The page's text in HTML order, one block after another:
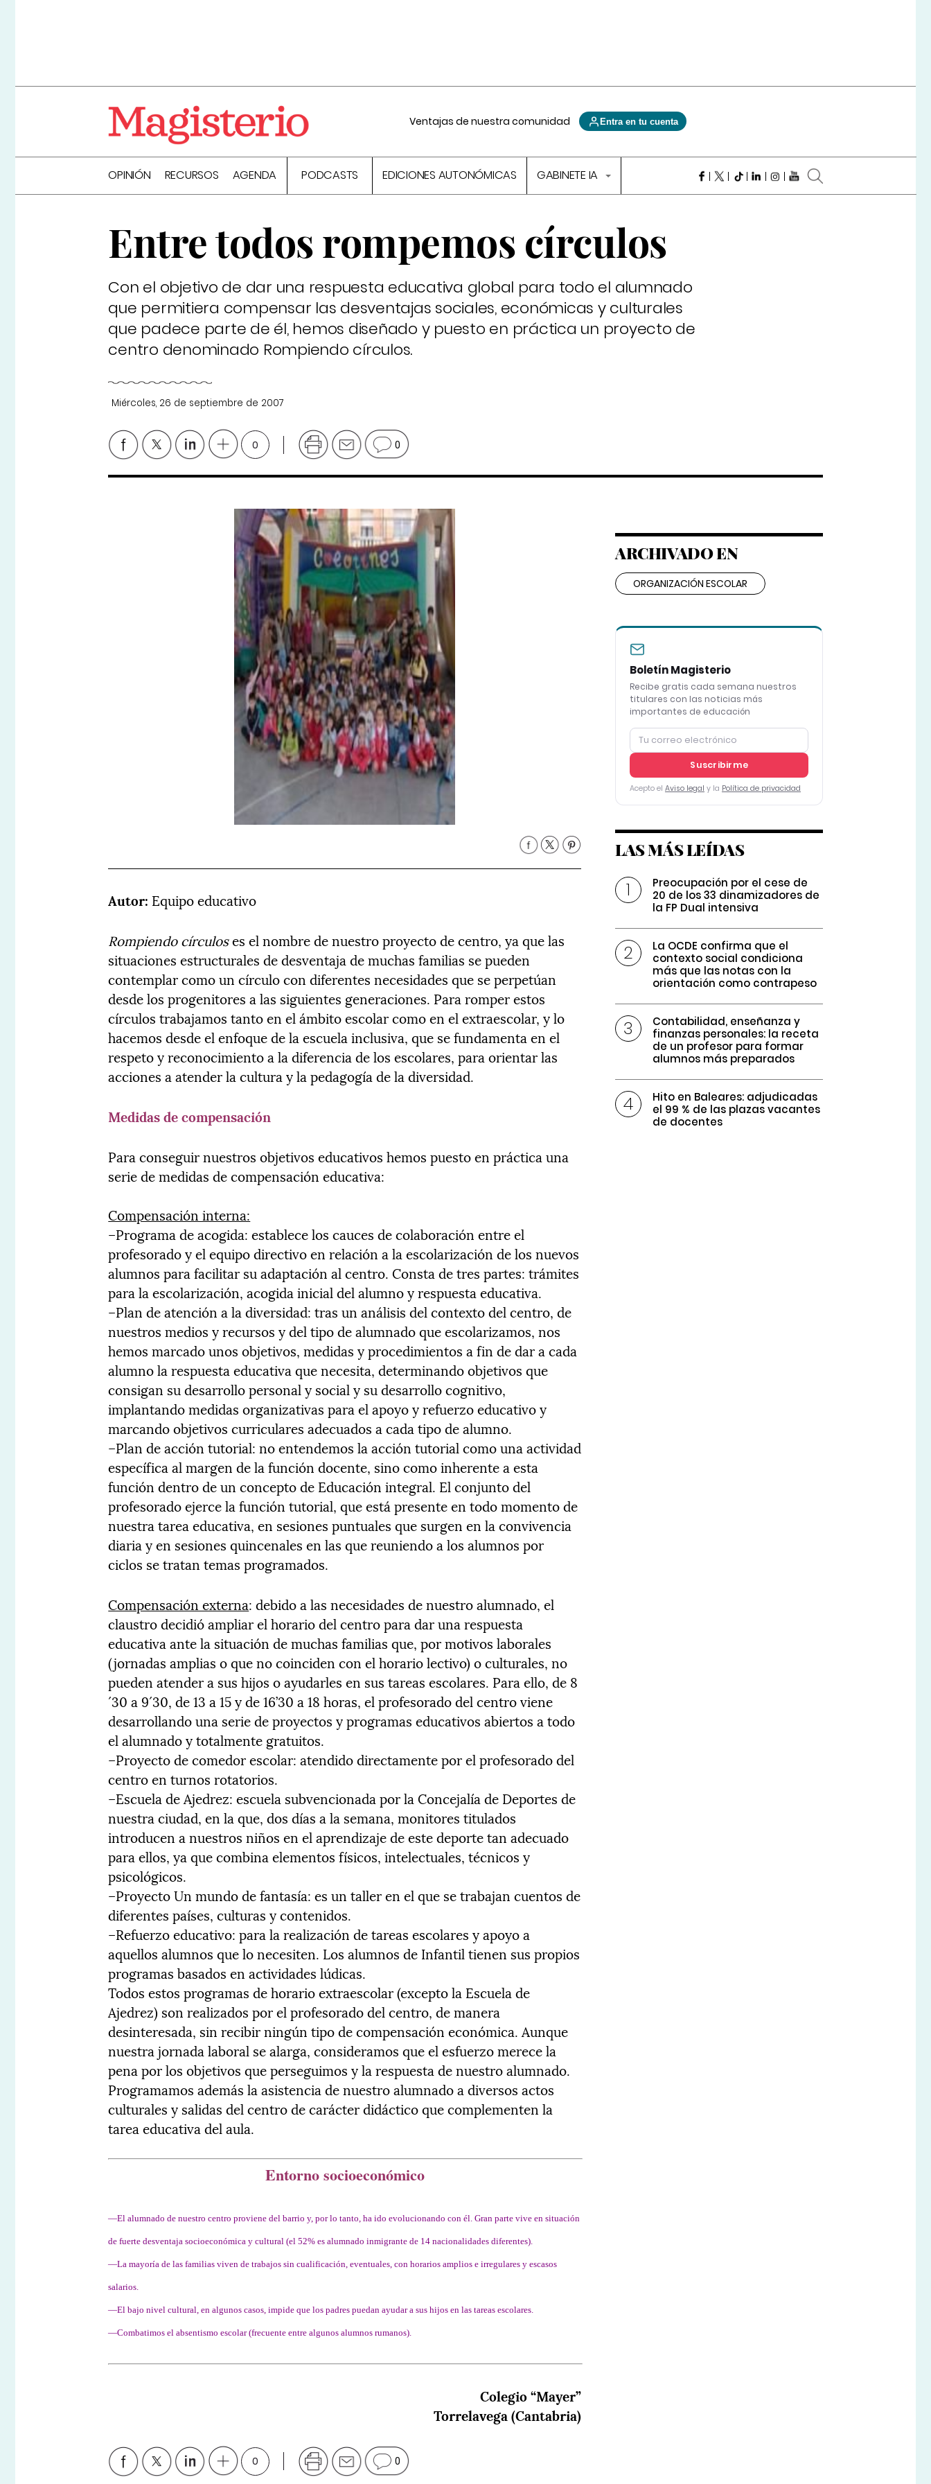
Ventajas de nuestra comunidad Entra en tu cuenta
OPINIÓN RECURSOS AGENDA PODCASTS EDICIONES AUTONÓMICAS GABINETE IA
Entre todos rompemos círculos
Con el objetivo de dar una respuesta educativa global para todo el alumnado
que permitiera compensar las desventajas sociales, económicas y culturales
que padece parte de él, hemos diseñado y puesto en práctica un proyecto de
centro denominado Rompiendo círculos.
Miércoles, 26 de septiembre de 2007
0 0
Autor: Equipo educativo
Rompiendo círculoses el nombre de nuestro proyecto de centro, ya que las
situaciones estructurales de desventaja de muchas familias se pueden
contemplar como un círculo con diferentes necesidades que se perpetúan
desde los progenitores a las siguientes generaciones. Para romper estos
círculos trabajamos tanto en el ámbito escolar como en el extraescolar, y lo
hacemos desde el enfoque de la escuela inclusiva, que se fundamenta en el
respeto y reconocimiento a la diferencia de los escolares, para orientar las
acciones a atender la cultura y la pedagogía de la diversidad.
Medidas de compensación
Para conseguir nuestros objetivos educativos hemos puesto en práctica una
serie de medidas de compensación educativa:
Compensación interna:
–Programa de acogida: establece los cauces de colaboración entre el
profesorado y el equipo directivo en relación a la escolarización de los nuevos
alumnos para facilitar su adaptación al centro. Consta de tres partes: trámites
para la escolarización, acogida inicial del alumno y respuesta educativa.
–Plan de atención a la diversidad: tras un análisis del contexto del centro, de
nuestros medios y recursos y del tipo de alumnado que escolarizamos, nos
hemos marcado unos objetivos, medidas y procedimientos a fin de dar a cada
alumno la respuesta educativa que necesita, determinando objetivos que
consigan su desarrollo personal y social y su desarrollo cognitivo,
implantando medidas organizativas para el apoyo y refuerzo educativo y
marcando objetivos curriculares adecuados a cada tipo de alumno.
–Plan de acción tutorial: no entendemos la acción tutorial como una actividad
específica al margen de la función docente, sino como inherente a esta
función dentro de un concepto de Educación integral. El conjunto del
profesorado ejerce la función tutorial, que está presente en todo momento de
nuestra tarea educativa, en sesiones puntuales que surgen en la convivencia
diaria y en sesiones quincenales en las que reuniendo a los alumnos por
ciclos se tratan temas programados.
Compensación externa: debido a las necesidades de nuestro alumnado, el
claustro decidió ampliar el horario del centro para dar una respuesta
educativa ante la situación de muchas familias que, por motivos laborales
(jornadas amplias o que no coinciden con el horario lectivo) o culturales, no
pueden atender a sus hijos o ayudarles en sus tareas escolares. Para ello, de 8
´30 a 9´30, de 13 a 15 y de 16’30 a 18 horas, el profesorado del centro viene
desarrollando una serie de proyectos y programas educativos abiertos a todo
el alumnado y totalmente gratuitos.
–Proyecto de comedor escolar: atendido directamente por el profesorado del
centro en turnos rotatorios.
–Escuela de Ajedrez: escuela subvencionada por la Concejalía de Deportes de
nuestra ciudad, en la que, dos días a la semana, monitores titulados
introducen a nuestros niños en el aprendizaje de este deporte tan adecuado
para ellos, ya que combina elementos físicos, intelectuales, técnicos y
psicológicos.
–Proyecto Un mundo de fantasía: es un taller en el que se trabajan cuentos de
diferentes países, culturas y contenidos.
–Refuerzo educativo: para la realización de tareas escolares y apoyo a
aquellos alumnos que lo necesiten. Los alumnos de Infantil tienen sus propios
programas basados en actividades lúdicas.
Todos estos programas de horario extraescolar (excepto la Escuela de
Ajedrez) son realizados por el profesorado del centro, de manera
desinteresada, sin recibir ningún tipo de compensación económica. Aunque
nuestra jornada laboral se alarga, consideramos que el esfuerzo merece la
pena por los objetivos que perseguimos y la respuesta de nuestro alumnado.
Programamos además la asistencia de nuestro alumnado a diversos actos
culturales y salidas del centro de carácter didáctico que complementen la
tarea educativa del aula.
Entorno socioeconómico
—El alumnado de nuestro centro proviene del barrio y, por lo tanto, ha ido evolucionando con él. Gran parte vive en situación
de fuerte desventaja socioeconómica y cultural (el 52% es alumnado inmigrante de 14 nacionalidades diferentes).
—La mayoría de las familias viven de trabajos sin cualificación, eventuales, con horarios amplios e irregulares y escasos
salarios.
—El bajo nivel cultural, en algunos casos, impide que los padres puedan ayudar a sus hijos en las tareas escolares.
—Combatimos el absentismo escolar (frecuente entre algunos alumnos rumanos).
Colegio “Mayer”
Torrelavega (Cantabria)
0 0
ARCHIVADO EN
ORGANIZACIÓN ESCOLAR
Boletín Magisterio
Recibe gratis cada semana nuestros
titulares con las noticias más
importantes de educación
Suscribirme
Acepto el Aviso legal y la Política de privacidad
LAS MÁS LEÍDAS
Preocupación por el cese de
20 de los 33 dinamizadores de
la FP Dual intensiva
La OCDE confirma que el
contexto social condiciona
más que las notas con la
orientación como contrapeso
Contabilidad, enseñanza y
finanzas personales: la receta
de un profesor para formar
alumnos más preparados
Hito en Baleares: adjudicadas
el 99 % de las plazas vacantes
de docentes